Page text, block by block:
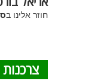
חוזר אלינו ב